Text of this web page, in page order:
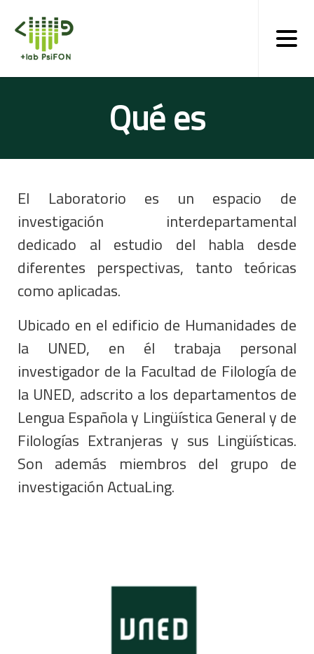
Pasar
contenido
principal
Qué es
El Laboratorio es un espacio de
investigación interdepartamental
dedicado al estudio del habla desde
diferentes perspectivas, tanto teóricas
como aplicadas.
Ubicado en el edificio de Humanidades de
la UNED, en él trabaja personal
investigador de la Facultad de Filología de
la UNED, adscrito a los departamentos de
Lengua Española y Lingüística General y de
Filologías Extranjeras y sus Lingüísticas.
Son además miembros del grupo de
investigación ActuaLing.